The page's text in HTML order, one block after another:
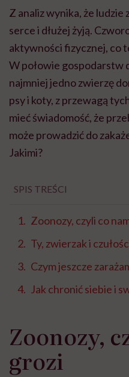
Z analiz wynika, że ludzie
serce i dłużej żyją.
aktywności fizycznej, co
W połowie gospodarstw
najmniej jedno zwierzę
psy i koty, z przewagą
mieć świadomość, że
może prowadzić do
Jakimi?
SPIS TREŚCI
Zoonozy, czyli co
Ty, zwierzak i
Czym jeszcze
Jak chronić siebie i
Zoonozy,
grozi